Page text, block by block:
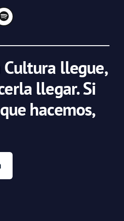
Cultura llegue,
llegar. Si
hacemos,